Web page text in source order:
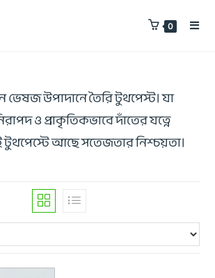
0
ভেষজ উপাদানে তৈরি টুথপেস্ট। যা
ও প্রাকৃতিকভাবে দাঁতের যত্নে
আছে সতেজতার নিশ্চয়তা।